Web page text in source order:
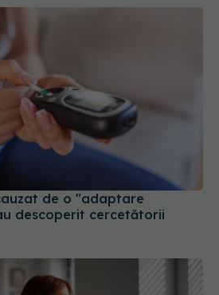
de o "adaptare
descoperit cercetătorii